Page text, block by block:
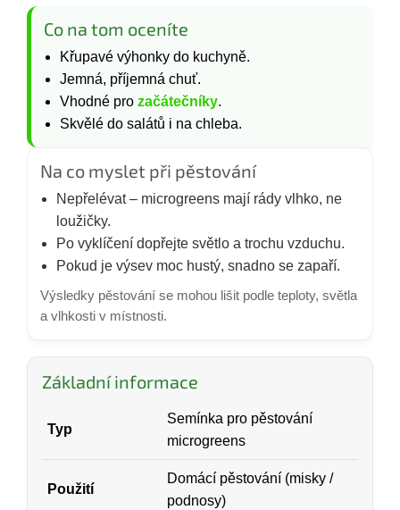
Co na tom oceníte
Křupavé výhonky do kuchyně.
Jemná, příjemná chuť.
Vhodné pro začátečníky.
Skvělé do salátů i na chleba.
Na co myslet při pěstování
Nepřelévat – microgreens mají rády vlhko, ne
loužičky.
Po vyklíčení dopřejte světlo a trochu vzduchu.
Pokud je výsev moc hustý, snadno se zapaří.
Výsledky pěstování se mohou lišit podle teploty, světla
a vlhkosti v místnosti.
Základní informace
Typ
Semínka pro pěstování
microgreens
Použití
Domácí pěstování (misky /
podnosy)